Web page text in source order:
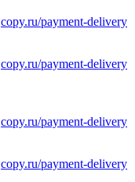
copy.ru/payment-delivery
copy.ru/payment-delivery
copy.ru/payment-delivery
copy.ru/payment-delivery